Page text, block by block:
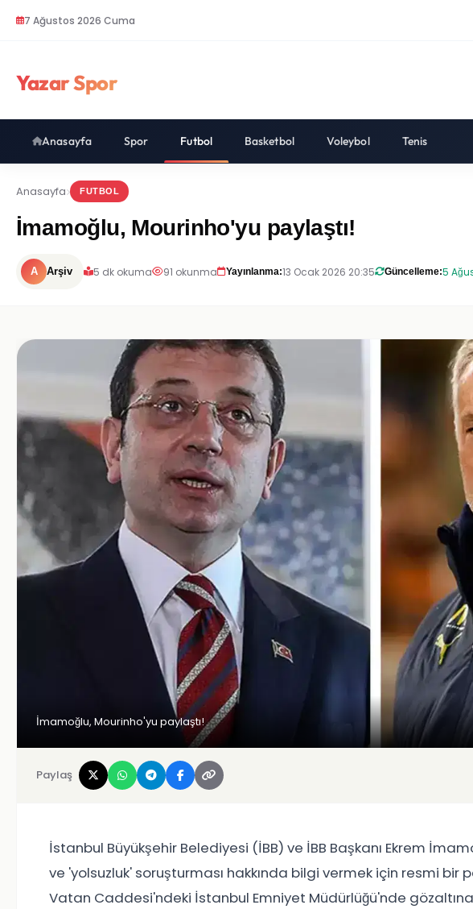
7 Ağustos 2026 Cuma
Yazar Spor
Anasayfa Spor Futbol Basketbol Voleybol Tenis
Anasayfa FUTBOL
İmamoğlu, Mourinho'yu paylaştı!
A Arşiv 5 dk okuma 91 okunma Yayınlanma:13 Ocak 2026 20:35 Güncelleme:5
İmamoğlu, Mourinho'yu paylaştı!
Paylaş
İstanbul Büyükşehir Belediyesi (İBB) ve İBB Başkanı Ekrem
ve 'yolsuzluk' soruşturması hakkında bilgi vermek için resmi bir
Vatan Caddesi'ndeki İstanbul Emniyet Müdürlüğü'nde gözaltına